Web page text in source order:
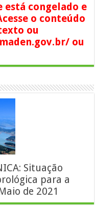
está congelado e
o conteúdo
ou
ou
Situação
para a
de 2021